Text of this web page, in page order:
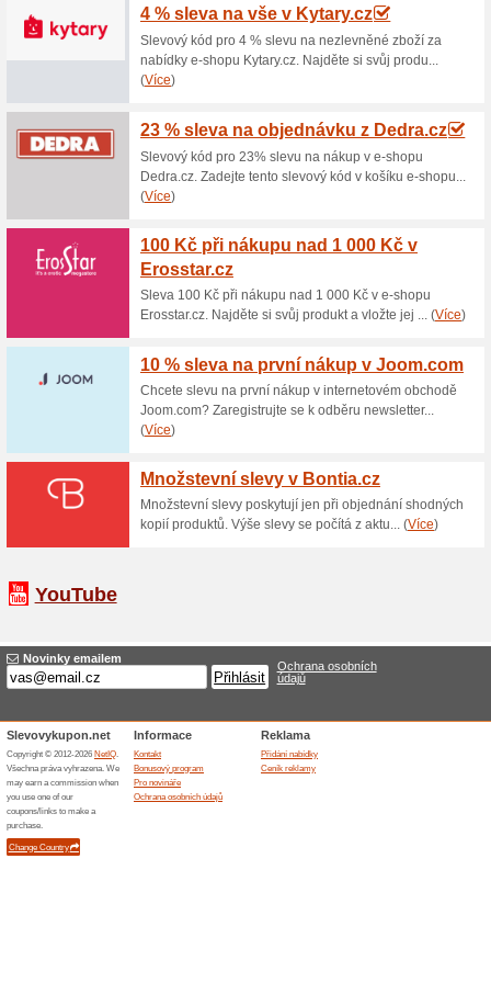
Aktuální slevy a
Doprava zdarma
100% fungovalo Akce
Neradi platíte za dopravu? V
Pokud objednávka přesáhne
muset platit. Bližší
10 % sleva za
Pokud se na našich
výhody současně. 1. vždy se
pravidelně nabízíme
okamžitou slevu 10 % na